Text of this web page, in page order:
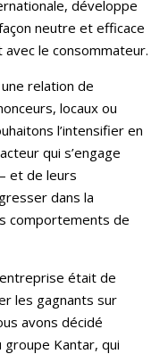
développe
neutre et efficace
le consommateur.
relation de
locaux ou
l’intensifier en
qui s’engage
et de leurs
dans la
comportements de
était de
les gagnants sur
avons décidé
groupe Kantar, qui